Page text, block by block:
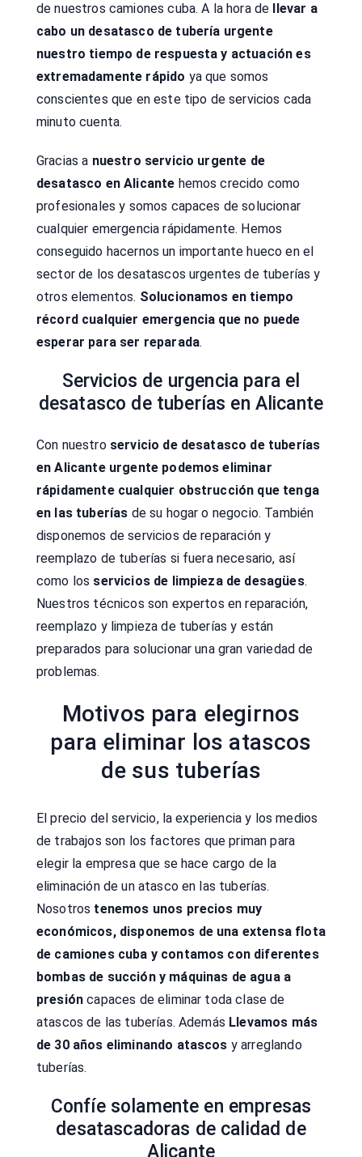
de nuestros camiones cuba. A la hora de llevar a
cabo un desatasco de tubería urgente
nuestro tiempo de respuesta y actuación es
extremadamente rápido ya que somos
conscientes que en este tipo de servicios cada
minuto cuenta.
Gracias a nuestro servicio urgente de
desatasco en Alicante hemos crecido como
profesionales y somos capaces de solucionar
cualquier emergencia rápidamente. Hemos
conseguido hacernos un importante hueco en el
sector de los desatascos urgentes de tuberías y
otros elementos. Solucionamos en tiempo
récord cualquier emergencia que no puede
esperar para ser reparada.
Servicios de urgencia para el
desatasco de tuberías en Alicante
Con nuestro servicio de desatasco de tuberías
en Alicante urgente podemos eliminar
rápidamente cualquier obstrucción que tenga
en las tuberías de su hogar o negocio. También
disponemos de servicios de reparación y
reemplazo de tuberías si fuera necesario, así
como los servicios de limpieza de desagües.
Nuestros técnicos son expertos en reparación,
reemplazo y limpieza de tuberías y están
preparados para solucionar una gran variedad de
problemas.
Motivos para elegirnos
para eliminar los atascos
de sus tuberías
El precio del servicio, la experiencia y los medios
de trabajos son los factores que priman para
elegir la empresa que se hace cargo de la
eliminación de un atasco en las tuberías.
Nosotros tenemos unos precios muy
económicos, disponemos de una extensa flota
de camiones cuba y contamos con diferentes
bombas de succión y máquinas de agua a
presión capaces de eliminar toda clase de
atascos de las tuberías. Además Llevamos más
de 30 años eliminando atascos y arreglando
tuberías.
Confíe solamente en empresas
desatascadoras de calidad de
Alicante